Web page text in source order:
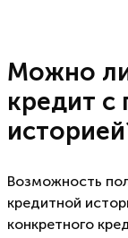
Можно
кредит с
Возможность
кредитной
конкретного